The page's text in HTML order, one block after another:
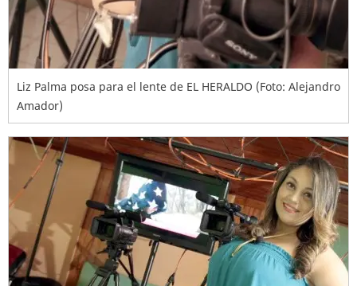
Liz Palma posa para el lente de EL HERALDO (Foto: Alejandro
Amador)